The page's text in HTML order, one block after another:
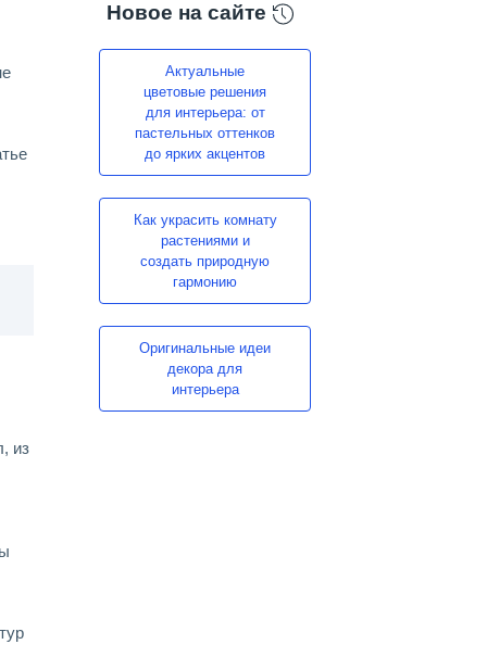
из
Новое на сайте
Актуальные
цветовые решения
для интерьера: от
пастельных оттенков
до ярких акцентов
Как украсить комнату
растениями и
создать природную
гармонию
Оригинальные идеи
декора для
интерьера